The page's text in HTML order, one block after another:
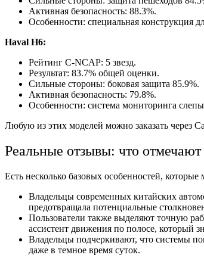
Активная безопасность: 88.3%.
Особенности: специальная конструкция
Haval H6:
Рейтинг C-NCAP: 5 звезд.
Результат: 83.7% общей оценки.
Сильные стороны: боковая защита 85.9%.
Активная безопасность: 79.8%.
Особенности: система мониторинга
Любую из этих моделей можно заказать через
Реальные отзывы: что
Есть несколько базовых особенностей,
Владельцы современных китайских
предотвращала потенциальные
Пользователи также выделяют точную
ассистент движения по полосе, который
Владельцы подчеркивают, что системы
даже в темное время суток.